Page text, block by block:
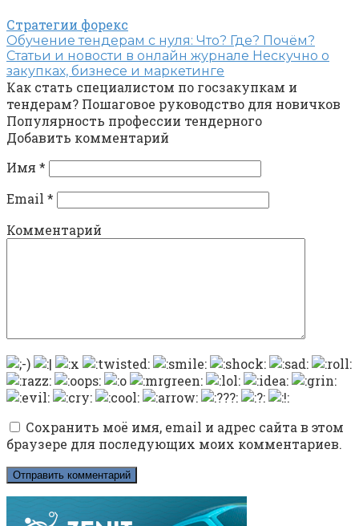
Стратегии форекс
Обучение тендерам с нуля: Что? Где? Почём?
Статьи и новости в онлайн журнале Нескучно о
закупках, бизнесе и маркетинге
Как стать специалистом по госзакупкам и
тендерам? Пошаговое руководство для новичков
Популярность профессии тендерного
Добавить комментарий
Имя *
Email *
Комментарий
Сохранить моё имя, email и адрес сайта в этом
браузере для последующих моих комментариев.